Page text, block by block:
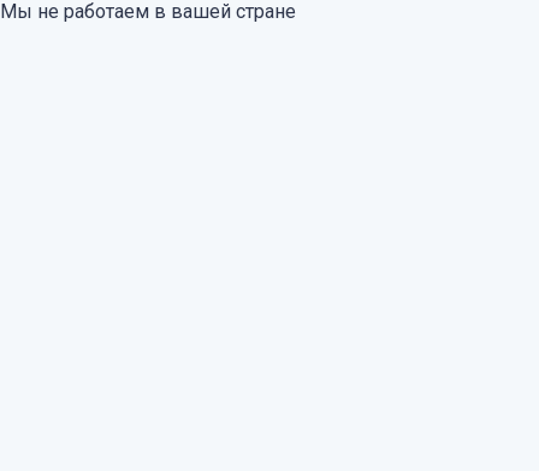
Мы не работаем в вашей стране